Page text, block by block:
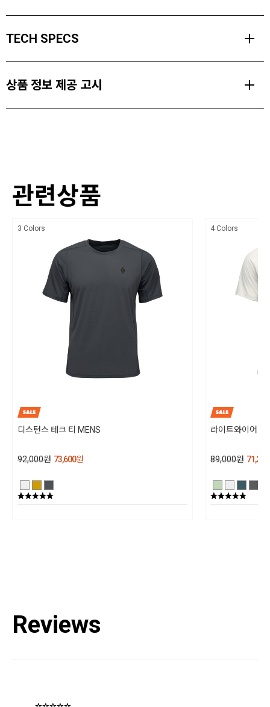
크루는 사막에서의 멀티 피치, 고산 어프로치 및 더운 암벽 세션에서
탁월한 보호를 제공합니다.
UPF 50+와 냉각 기술이 적용된 BD.cool 미네랄 기반 섬유는 근적외
UPF 50+ 자외선 차단
겨드랑이 거셋 처리로 높은 활동성 제공
폴리진 냄새 제어 처리
레귤러 핏
사이즈: S~XL
제조국: 인도네시아
TECH SPECS
Polyester Stretch Textured Knit (87% Polyester. 13% Elastane.
200 gsm)
상품 정보 제공 고시
상세설명참조
블랙다이아몬드/ 수입자 (주)블랙다이아몬드 코리아
세탁방법 및 취급시 주의사항
30℃ 이하의 차가운 물로 세탁하며, 손 세탁을 권장합니다. 기계 세탁의 경우 반
유 유연제는 사용하지 말아주십시오
202501
품질보증기준
관련상품
3 Colors
디스턴스 테크 티 MENS
92,000원 73,600원
4 Colors
라이트와이어 테
89,000원 71,200
Reviews